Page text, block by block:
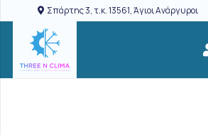
Σπάρτης 3, τ.κ. 13561, Άγιοι Ανάργυροι